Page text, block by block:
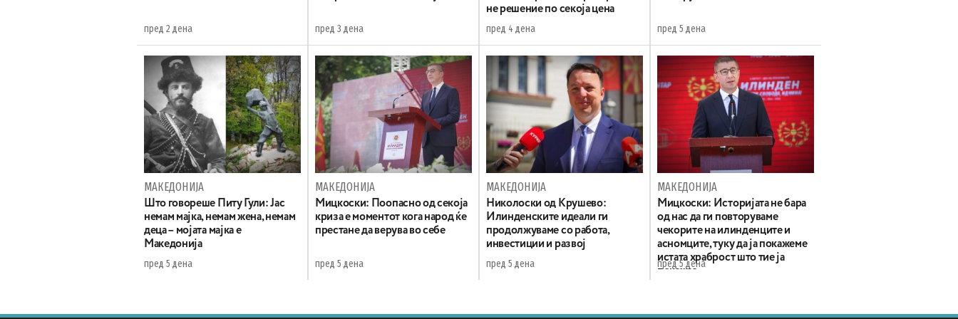
пред 2 дена пред 3 дена
не решение по секоја цена
пред 4 дена пред 5 дена
МАКЕДОНИЈА
Што говореше Питу Гули: Јас
немам мајка, немам жена, немам
деца – мојата мајка е
Македонија
пред 5 дена
МАКЕДОНИЈА
Мицкоски: Поопасно од секоја
криза е моментот кога народ ќе
престане да верува во себе
пред 5 дена
МАКЕДОНИЈА
Николоски од Крушево:
Илинденските идеали ги
продолжуваме со работа,
инвестиции и развој
пред 5 дена
МАКЕДОНИЈА
Мицкоски: Историјата не бара
од нас да ги повторуваме
чекорите на илинденците и
асномците, туку да ја покажеме
истата храброст што тие ја
покажаа
пред 5 дена